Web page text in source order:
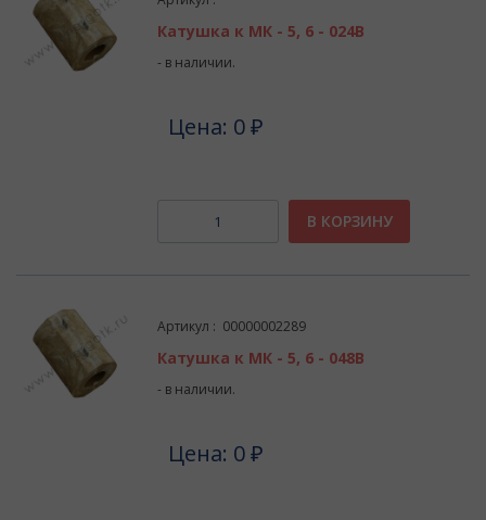
Катушка к МК - 5, 6 - 024В
- в наличии.
Цена: 0 ₽
В КОРЗИНУ
Артикул : 00000002289
Катушка к МК - 5, 6 - 048В
- в наличии.
Цена: 0 ₽